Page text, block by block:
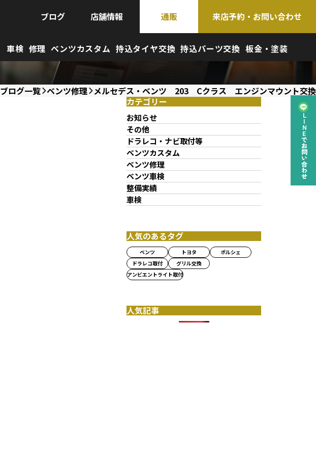
ブログ 店舗情報 通販 来店予約・お問い合わせ
車検 修理 ベンツカスタム 持込タイヤ交換 持込パーツ交換 板金・塗装
LINEでお問い合わせ
ブログ一覧 ベンツ修理 メルセデス・ベンツ 203 Cクラス エンジンマウント交換
カテゴリー
お知らせ
その他
ドラレコ・ナビ取付等
ベンツカスタム
ベンツ修理
ベンツ車検
整備実績
車検
人気のあるタグ
ベンツ トヨタ
ポルシェ
ドラレコ取付
グリル交換
アンビエントライト取付
人気記事